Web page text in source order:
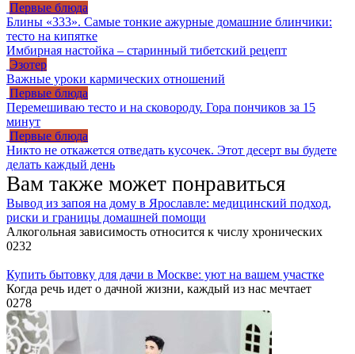
Первые блюда
Блины «333». Самые тонкие ажурные домашние блинчики:
тесто на кипятке
Имбирная настойка – старинный тибетский рецепт
Эзотер
Важные уроки кармических отношений
Первые блюда
Перемешиваю тесто и на сковороду. Гора пончиков за 15
минут
Первые блюда
Никто не откажется отведать кусочек. Этот десерт вы будете
делать каждый день
Вам также может понравиться
Вывод из запоя на дому в Ярославле: медицинский подход,
риски и границы домашней помощи
Алкогольная зависимость относится к числу хронических
0232
Купить бытовку для дачи в Москве: уют на вашем участке
Когда речь идет о дачной жизни, каждый из нас мечтает
0278